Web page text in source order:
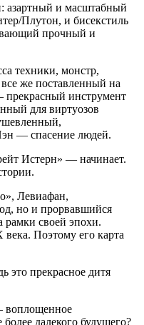
азартный и масштабный
Плутон, и бисекстиль
прочный и
техники, монстр,
же поставленный на
прекрасный инструмент
для виртуозов
— спасение людей.
Истерн» — начинает.
Левиафан,
но и прорвавшийся
своей эпохи.
Поэтому его карта
это прекрасное дитя
воплощенное
далекого будущего?